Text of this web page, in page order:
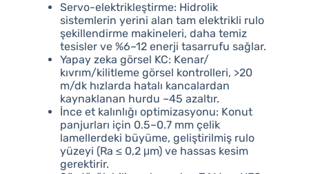
Servo-elektrikleştirme: Hidrolik
sistemlerin yerini alan tam elektrikli rulo
şekillendirme makineleri, daha temiz
tesisler ve %6–12 enerji tasarrufu sağlar.
Yapay zeka görsel KC: Kenar/
kıvrım/kilitleme görsel kontrolleri, >20
m/dk hızlarda hatalı kancalardan
kaynaklanan hurdu –45 azaltır.
İnce et kalınlığı optimizasyonu: Konut
panjurları için 0.5–0.7 mm çelik
lamellerdeki büyüme, geliştirilmiş rulo
yüzeyi (Ra ≤ 0,2 μm) ve hassas kesim
gerektirir.